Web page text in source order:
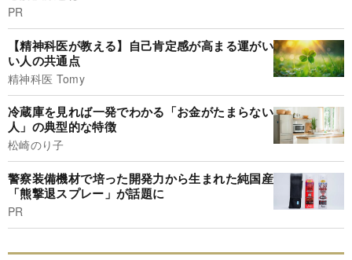
PR
【精神科医が教える】自己肯定感が高まる運がい
い人の共通点
精神科医 Tomy
冷蔵庫を見れば一発でわかる「お金がたまらない
人」の典型的な特徴
松崎のり子
警察装備機材で培った開発力から生まれた純国産
「熊撃退スプレー」が話題に
PR